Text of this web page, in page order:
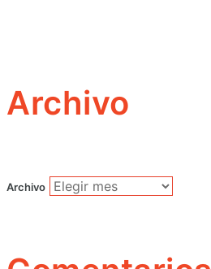
Archivo
Archivo